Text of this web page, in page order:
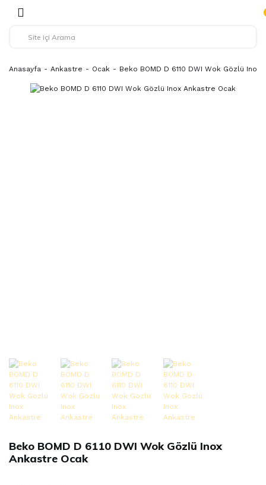
Anasayfa Ankastre Ocak Beko BOMD D 6110 DWI Wok Gözlü Inox
Beko BOMD D 6110 DWI Wok Gözlü Inox
Ankastre Ocak